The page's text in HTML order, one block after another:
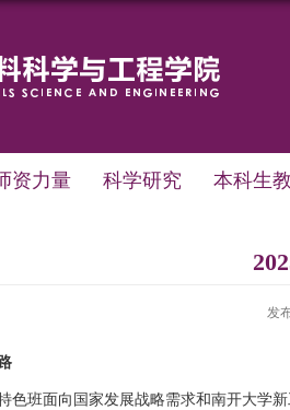
资力量 科学研究 本科生
发
色班面向国家发展战略需求和南开大学